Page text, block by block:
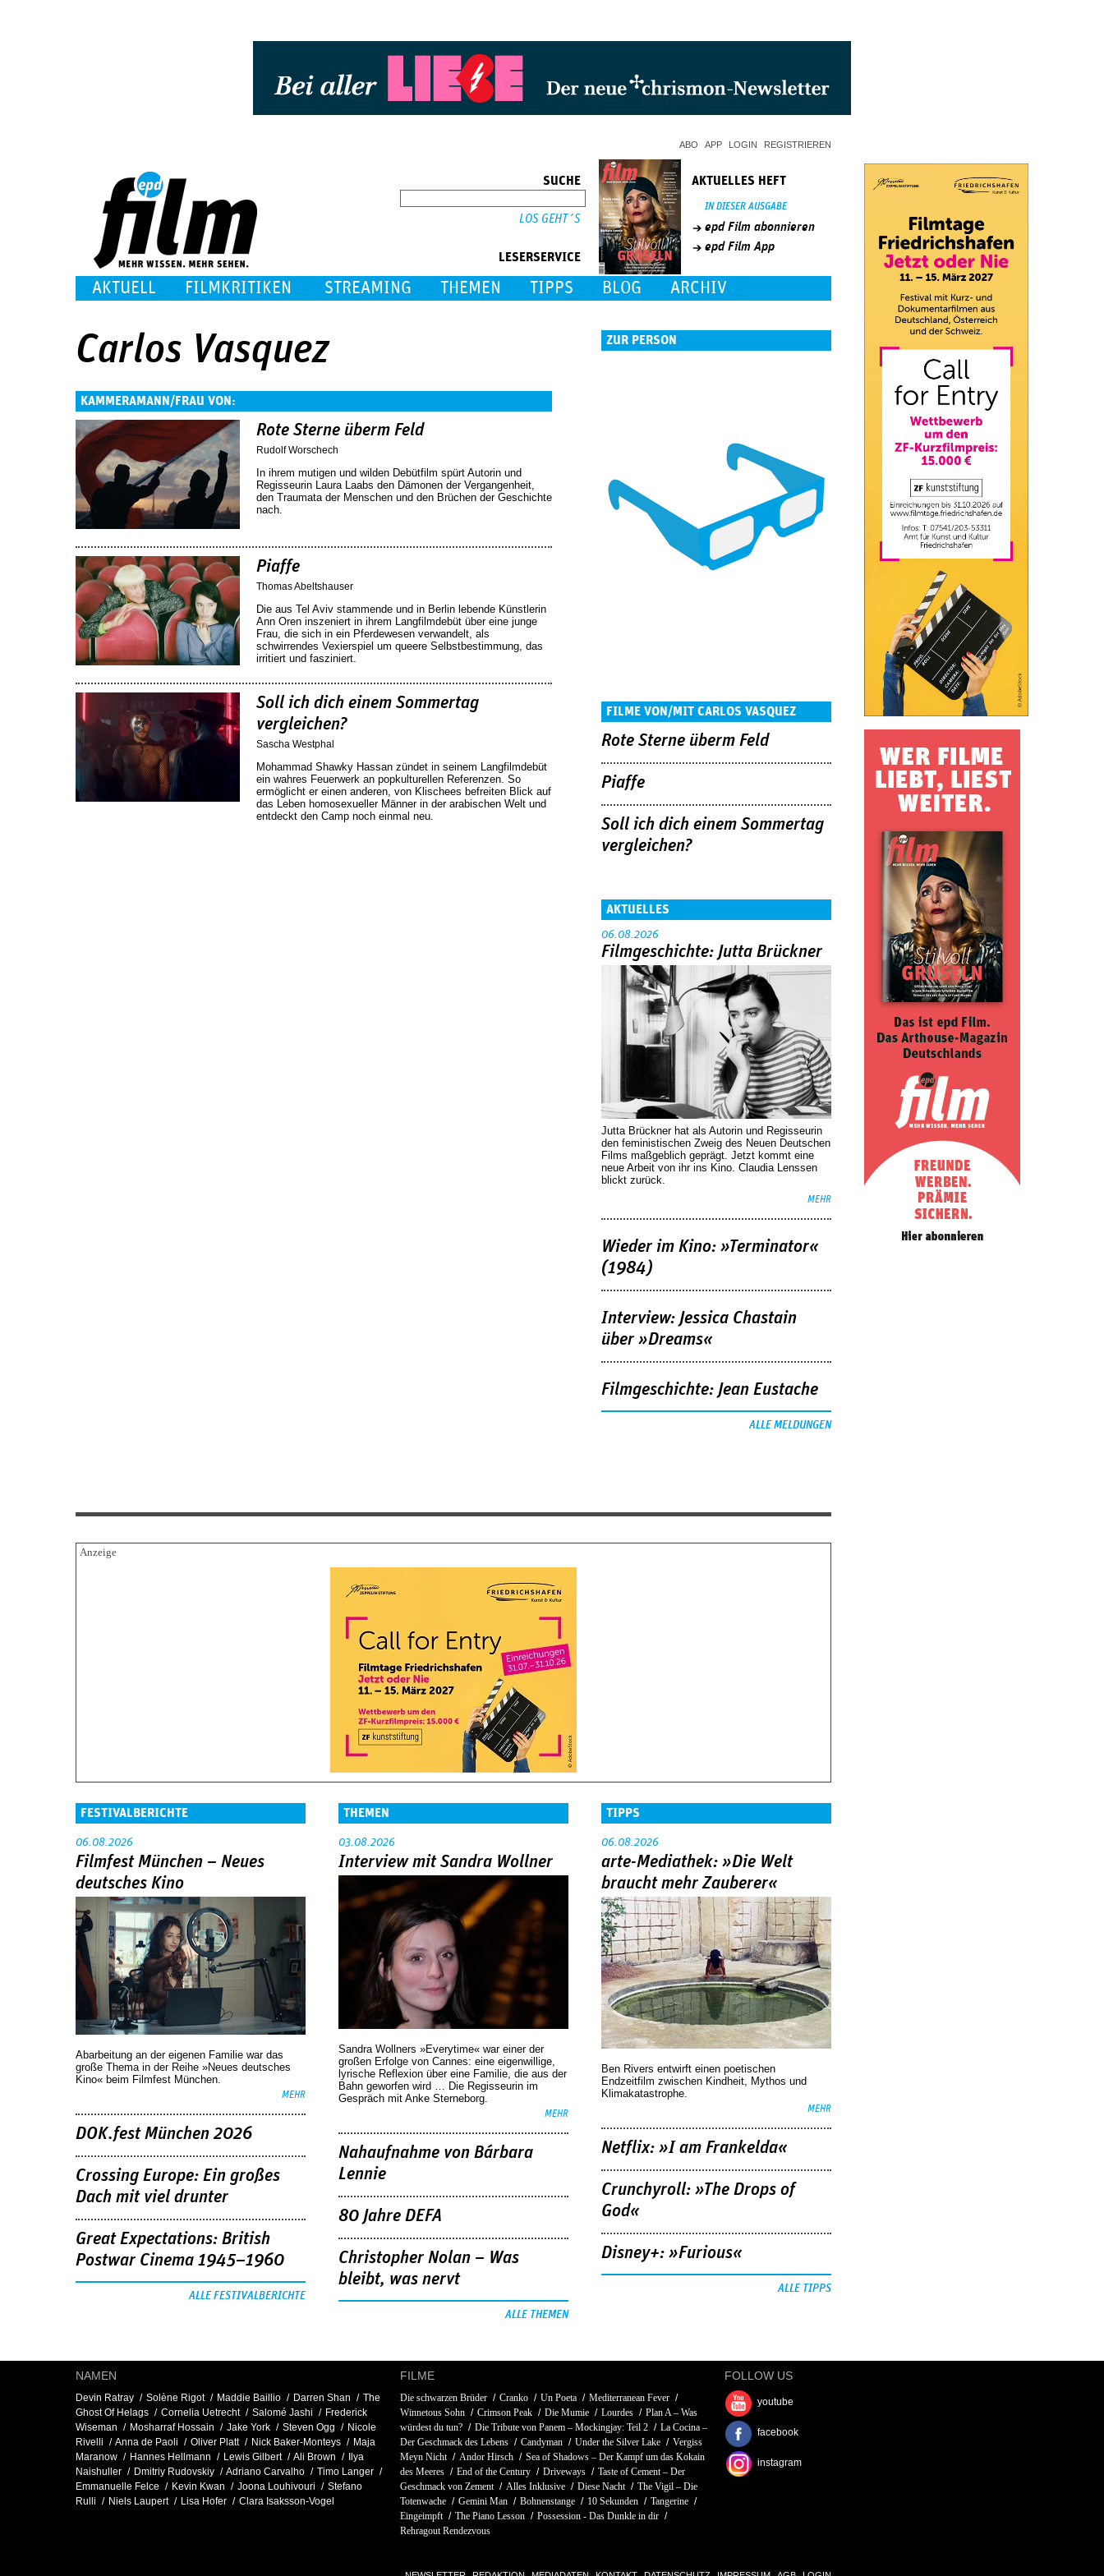
ABO APP LOGIN REGISTRIEREN
SUCHE
LESERSERVICE
AKTUELLES HEFT
IN DIESER AUSGABE
epd Film abonnieren
epd Film App
AKTUELL FILMKRITIKEN STREAMING THEMEN TIPPS BLOG ARCHIV
Carlos Vasquez
KAMMERAMANN/FRAU VON:
Rote Sterne überm Feld
Rudolf Worschech
In ihrem mutigen und wilden Debütfilm spürt Autorin und
Regisseurin Laura Laabs den Dämonen der Vergangenheit,
den Traumata der Menschen und den Brüchen der Geschichte
nach.
Piaffe
Thomas Abeltshauser
Die aus Tel Aviv stammende und in Berlin lebende Künstlerin
Ann Oren inszeniert in ihrem Langfilmdebüt über eine junge
Frau, die sich in ein Pferdewesen verwandelt, als
schwirrendes Vexierspiel um queere Selbstbestimmung, das
irritiert und fasziniert.
Soll ich dich einem Sommertag
vergleichen?
Sascha Westphal
Mohammad Shawky Hassan zündet in seinem Langfilmdebüt
ein wahres Feuerwerk an popkulturellen Referenzen. So
ermöglicht er einen anderen, von Klischees befreiten Blick auf
das Leben homosexueller Männer in der arabischen Welt und
entdeckt den Camp noch einmal neu.
ZUR PERSON
FILME VON/MIT CARLOS VASQUEZ
Rote Sterne überm Feld
Piaffe
Soll ich dich einem Sommertag
vergleichen?
AKTUELLES
06.08.2026
Filmgeschichte: Jutta Brückner
Jutta Brückner hat als Autorin und Regisseurin
den feministischen Zweig des Neuen Deutschen
Films maßgeblich geprägt. Jetzt kommt eine
neue Arbeit von ihr ins Kino. Claudia Lenssen
blickt zurück.
MEHR
Wieder im Kino: »Terminator«
(1984)
Interview: Jessica Chastain
über »Dreams«
Filmgeschichte: Jean Eustache
ALLE MELDUNGEN
FESTIVALBERICHTE
06.08.2026
Filmfest München – Neues
deutsches Kino
Abarbeitung an der eigenen Familie war das
große Thema in der Reihe »Neues deutsches
Kino« beim Filmfest München.
MEHR
DOK.fest München 2026
Crossing Europe: Ein großes
Dach mit viel drunter
Great Expectations: British
Postwar Cinema 1945–1960
ALLE FESTIVALBERICHTE
THEMEN
03.08.2026
Interview mit Sandra Wollner
Sandra Wollners »Everytime« war einer der
großen Erfolge von Cannes: eine eigenwillige,
lyrische Reflexion über eine ­Familie, die aus der
Bahn geworfen wird … Die Regisseurin im
Gespräch mit Anke Sterneborg.
MEHR
Nahaufnahme von Bárbara
Lennie
80 Jahre DEFA
Christopher Nolan – Was
bleibt, was nervt
ALLE THEMEN
TIPPS
06.08.2026
arte-Mediathek: »Die Welt
braucht mehr Zauberer«
Ben Rivers entwirft einen poetischen
Endzeitfilm zwischen Kindheit, Mythos und
Klimakatastrophe.
MEHR
Netflix: »I am Frankelda«
Crunchyroll: »The Drops of
God«
Disney+: »Furious«
ALLE TIPPS
NAMEN
Devin Ratray Solène Rigot Maddie Baillio Darren Shan
The
Ghost Of Helags
Cornelia Uetrecht Salomé Jashi
Frederick
Wiseman
Mosharraf Hossain Jake York Steven Ogg
Nicole
Rivelli
Anna de Paoli Oliver Platt Nick Baker-Monteys
Maja
Maranow
Hannes Hellmann Lewis Gilbert Ali Brown
Ilya
Naishuller
Dmitriy Rudovskiy Adriano Carvalho
Timo Langer
Emmanuelle Felce
Kevin Kwan Joona Louhivouri
Stefano
Rulli
Niels Laupert Lisa Hofer Clara Isaksson-Vogel
FILME
Die schwarzen Brüder Cranko Un Poeta
Mediterranean Fever
Winnetous Sohn
Crimson Peak Die Mumie Lourdes
Plan A – Was
würdest du tun?
Die Tribute von Panem – Mockingjay: Teil 2
La Cocina –
Der Geschmack des Lebens
Candyman Under the Silver Lake
Vergiss
Meyn Nicht
Andor Hirsch
Sea of Shadows – Der Kampf um das Kokain
des Meeres
End of the Century Driveways
Taste of Cement – Der
Geschmack von Zement
Alles Inklusive Diese Nacht
The Vigil – Die
Totenwache
Gemini Man Bohnenstange 10 Sekunden
Tangerine
Eingeimpft
The Piano Lesson
Possession - Das Dunkle in dir
Rehragout Rendezvous
FOLLOW US
youtube
facebook
instagram